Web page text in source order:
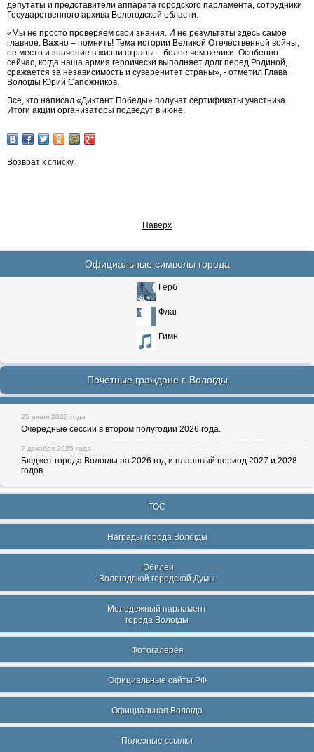
депутаты и представители аппарата городского парламента, сотрудники
Государственного архива Вологодской области.
«Мы не просто проверяем свои знания. И не результаты здесь самое
главное. Важно – помнить! Тема истории Великой Отечественной войны,
ее место и значение в жизни страны – более чем велики. Особенно
сейчас, когда наша армия героически выполняет долг перед Родиной,
сражается за независимость и суверенитет страны», - отметил Глава
Вологды Юрий Сапожников.
Все, кто написал «Диктант Победы» получат сертификаты участника.
Итоги акции организаторы подведут в июне.
Возврат к списку
Наверх
Официальные символы города
Герб
Флаг
Гимн
Почетные граждане г. Вологды
25 июня 2026 года
Очередные сессии в втором полугодии 2026 года.
7 декабря 2025 года
Бюджет города Вологды на 2026 год и плановый период 2027 и 2028
годов.
ТОС
Награды города Вологды
Юбилеи
Вологодской городской Думы
Молодежный парламент
города Вологды
Фотогалерея
Официальные сайты РФ
Официальная Вологда
Полезные ссылки